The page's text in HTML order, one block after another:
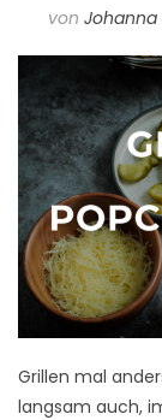
von Johanna
Grillen mal
langsam auch,